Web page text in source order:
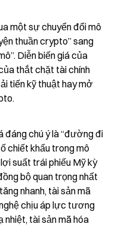
một sự chuyển đổi mô
thuần crypto” sang
Diễn biến giá của
thắt chặt tài chính
tiến kỹ thuật hay mở
đáng chú ý là “đường đi
chiết khấu trong mô
suất trái phiếu Mỹ kỳ
bộ quan trọng nhất
nhanh, tài sản mã
chịu áp lực tương
nhiệt, tài sản mã hóa